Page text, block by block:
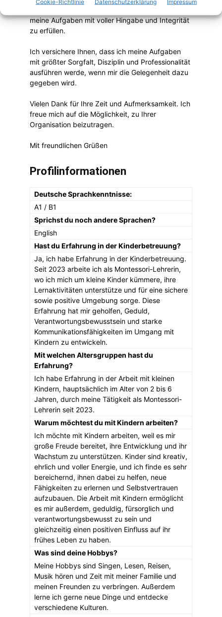
meine Aufgaben mit voller Hingabe und Integrität
zu erfüllen.
Ich versichere Ihnen, dass ich meine Aufgaben
mit größter Sorgfalt, Disziplin und Professionalität
ausführen werde, wenn mir die Gelegenheit dazu
gegeben wird.
Vielen Dank für Ihre Zeit und Aufmerksamkeit. Ich
freue mich auf die Möglichkeit, zu Ihrer
Organisation beizutragen.
Mit freundlichen Grüßen
Profilinformationen
Deutsche Sprachkenntnisse:
A1 / B1
Sprichst du noch andere Sprachen?
English
Hast du Erfahrung in der Kinderbetreuung?
Ja, ich habe Erfahrung in der Kinderbetreuung.
Seit 2023 arbeite ich als Montessori-Lehrerin,
wo ich mich um kleine Kinder kümmere, ihre
Lernaktivitäten unterstütze und für eine sichere
sowie positive Umgebung sorge. Diese
Erfahrung hat mir geholfen, Geduld,
Verantwortungsbewusstsein und starke
Kommunikationsfähigkeiten im Umgang mit
Kindern zu entwickeln.
Mit welchen Altersgruppen hast du
Erfahrung?
Ich habe Erfahrung in der Arbeit mit kleinen
Kindern, hauptsächlich im Alter von 2 bis 6
Jahren, durch meine Tätigkeit als Montessori-
Lehrerin seit 2023.
Warum möchtest du mit Kindern arbeiten?
Ich möchte mit Kindern arbeiten, weil es mir
große Freude bereitet, ihre Entwicklung und ihr
Wachstum zu unterstützen. Kinder sind kreativ,
ehrlich und voller Energie, und ich finde es sehr
bereichernd, ihnen dabei zu helfen, neue
Fähigkeiten zu erlernen und Selbstvertrauen
aufzubauen. Die Arbeit mit Kindern ermöglicht
es mir außerdem, geduldig, fürsorglich und
verantwortungsbewusst zu sein und
gleichzeitig einen positiven Einfluss auf ihr
frühes Leben zu haben.
Was sind deine Hobbys?
Meine Hobbys sind Singen, Lesen, Reisen,
Musik hören und Zeit mit meiner Familie und
meinen Freunden zu verbringen. Außerdem
lerne ich gerne neue Dinge und entdecke
verschiedene Kulturen.